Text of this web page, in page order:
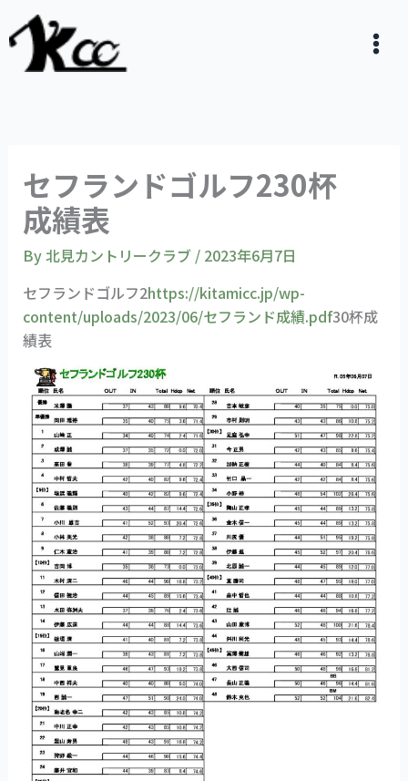
容
セフランドゴルフ230杯
成績表
By北見カントリークラブ / 2023年6月7日
セフランドゴルフ2https://kitamicc.jp/wp-
content/uploads/2023/06/セフランド成績.pdf30杯成
績表